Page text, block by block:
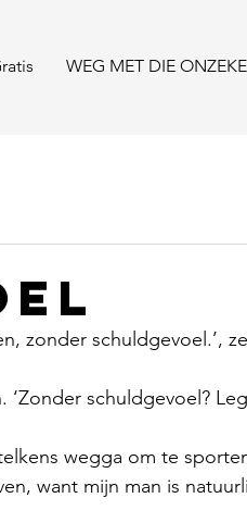
WEG MET DIE
zonder schuldgevoel.’,
schuldgevoel?
wegga om te
want mijn man is